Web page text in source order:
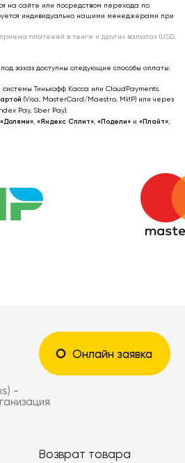
на сайте или посредством перехода по
индивидуально нашими менеджерами при
платежей в тенге и других валютах (USD,
заказ доступны следующие способы оплаты:
Тинькофф Касса или CloudPayments.
(Visa, MasterCard/Maestro, МИР) или через
Pay, Sber Pay).
«Долями», «Яндекс Сплит», «Подели» и «Плайт»;
и акциях
рекламные
Разработка сайта